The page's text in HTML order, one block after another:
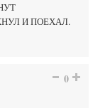
И ПОЕХАЛ.
0